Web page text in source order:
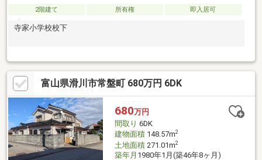
2階建て 所有権 即入居可
寺家小学校校下
富山県滑川市常盤町 680万円 6DK
680万円
間取り 6DK
建物面積148.57m2
土地面積271.01m2
築年月 1980年1月(築46年8ヶ月)